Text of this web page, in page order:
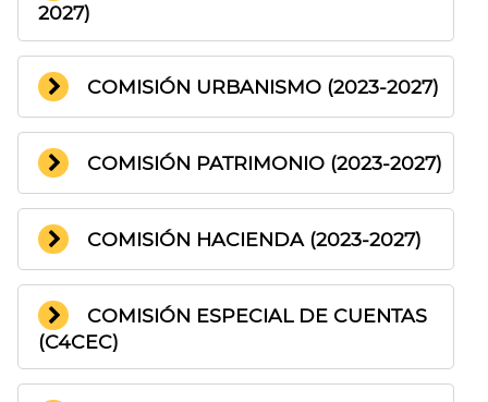
2027)
COMISIÓN URBANISMO (2023-2027)
COMISIÓN PATRIMONIO (2023-2027)
COMISIÓN HACIENDA (2023-2027)
COMISIÓN ESPECIAL DE CUENTAS
(C4CEC)